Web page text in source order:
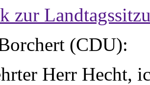
zur
(CDU):
Herr Hecht,